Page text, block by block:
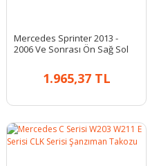
Mercedes Sprinter 2013 -
2006 Ve Sonrası Ön Sağ Sol
1.965,37 TL